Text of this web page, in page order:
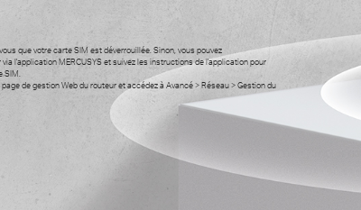
que votre carte SIM est déverrouillée. Sinon, vous pouvez
via l'application MERCUSYS et suivez les instructions de l'application pour
SIM.
de gestion Web du routeur et accédez à Avancé > Réseau > Gestion du